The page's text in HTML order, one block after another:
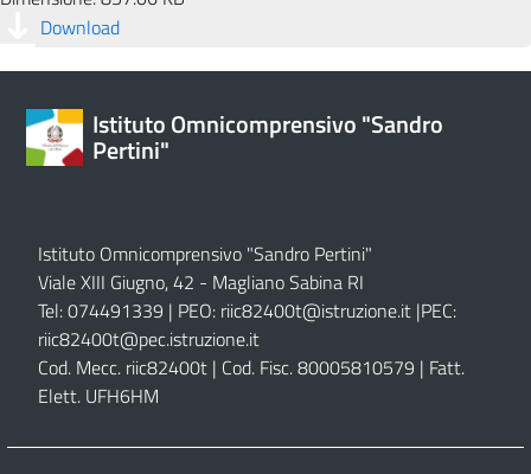
Download
Istituto Omnicomprensivo "Sandro
Pertini"
Istituto Omnicomprensivo "Sandro Pertini"
Viale XIII Giugno, 42 - Magliano Sabina RI
Tel: 074491339 | PEO: riic82400t@istruzione.it |PEC:
riic82400t@pec.istruzione.it
Cod. Mecc. riic82400t | Cod. Fisc. 80005810579 | Fatt.
Elett. UFH6HM